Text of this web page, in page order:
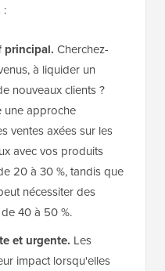
:
principal. Cherchez-
à liquider un
nouveaux clients ?
une approche
ventes axées sur les
avec vos produits
20 à 30 %, tandis que
nécessiter des
40 à 50 %.
et urgente. Les
impact lorsqu'elles